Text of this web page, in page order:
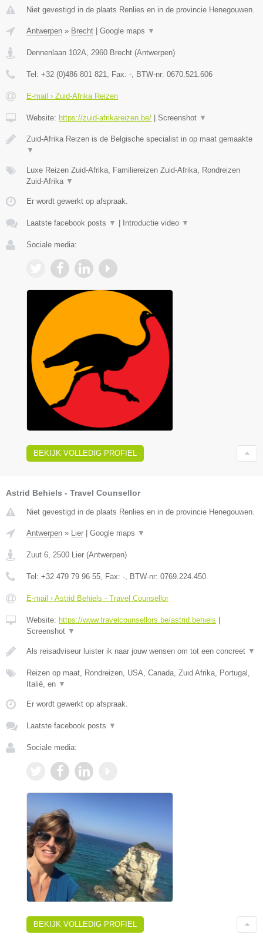
Niet gevestigd in de plaats Renlies en in de provincie Henegouwen.
Antwerpen » Brecht | Google maps ▼
Dennenlaan 102A 2960 Brecht (Antwerpen)
Tel: +32 (0)486 801 821 , Fax: - , BTW-nr: 0670.521.606
E-mail › Zuid-Afrika Reizen
Website: https://zuid-afrikareizen.be/ | Screenshot ▼
Zuid-Afrika Reizen is de Belgische specialist in op maat gemaakte
▼
Luxe Reizen Zuid-Afrika, Familiereizen Zuid-Afrika, Rondreizen
Zuid-Afrika ▼
Er wordt gewerkt op afspraak.
Laatste facebook posts ▼ | Introductie video ▼
Sociale media:
BEKIJK VOLLEDIG PROFIEL
Astrid Behiels - Travel Counsellor
Niet gevestigd in de plaats Renlies en in de provincie Henegouwen.
Antwerpen » Lier Google maps ▼
Zuut 6 2500 Lier (Antwerpen)
Tel: +32 479 79 96 55 , Fax: - , BTW-nr: 0769.224.450
E-mail › Astrid Behiels - Travel Counsellor
Website: https://www.travelcounsellors.be/astrid.behiels
Screenshot ▼
Als reisadviseur luister ik naar jouw wensen om tot een concreet ▼
Reizen op maat, Rondreizen, USA, Canada, Zuid Afrika, Portugal,
Italië, en ▼
Er wordt gewerkt op afspraak.
Laatste facebook posts ▼
Sociale media:
BEKIJK VOLLEDIG PROFIEL